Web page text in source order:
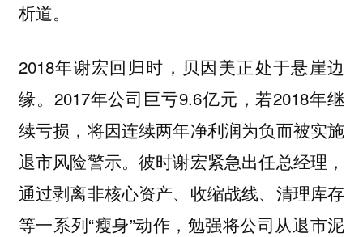
析道。
2018年谢宏回归时，贝因美正处于悬崖边
缘。2017年公司巨亏9.6亿元，若2018年继
续亏损，将因连续两年净利润为负而被实施
退市风险警示。彼时谢宏紧急出任总经理，
通过剥离非核心资产、收缩战线、清理库存
等一系列“瘦身”动作，勉强将公司从退市泥